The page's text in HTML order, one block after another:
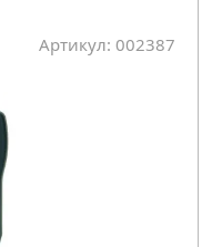
Артикул: 002387